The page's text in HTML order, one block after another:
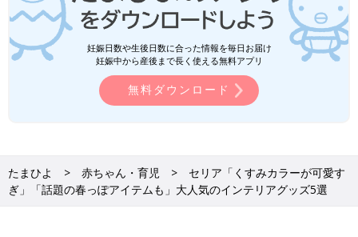
妊娠日数や生後日数に合った情報を毎日お届け
妊娠中から産後まで長く使える無料アプリ
無料ダウンロード
たまひよ 赤ちゃん・育児
セリア「くすみカラーが可愛す
ぎ」「話題の春っぽアイテムも」大人気のインテリアグッズ5選